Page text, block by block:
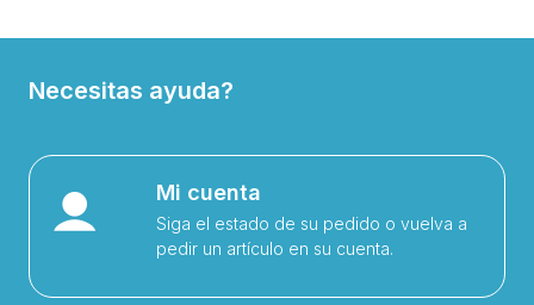
Necesitas ayuda?
Mi cuenta
Siga el estado de su pedido o vuelva a
pedir un artículo en su cuenta.